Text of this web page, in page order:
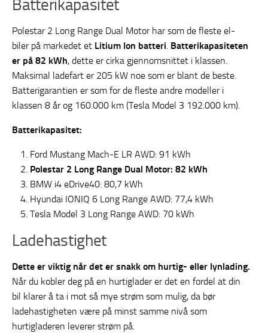
Batterikapasitet
Polestar 2 Long Range Dual Motor har som de fleste el-
biler på markedet et Litium Ion batteri. Batterikapasiteten
er på 82 kWh, dette er cirka gjennomsnittet i klassen.
Maksimal ladefart er 205 kW noe som er blant de beste.
Batterigarantien er som for de fleste andre modeller i
klassen 8 år og 160.000 km (Tesla Model 3 192.000 km).
Batterikapasitet:
Ford Mustang Mach-E LR AWD: 91 kWh
Polestar 2 Long Range Dual Motor: 82 kWh
BMW i4 eDrive40: 80,7 kWh
Hyundai IONIQ 6 Long Range AWD: 77,4 kWh
Tesla Model 3 Long Range AWD: 70 kWh
Ladehastighet
Dette er viktig når det er snakk om hurtig- eller lynlading.
Når du kobler deg på en hurtiglader er det en fordel at din
bil klarer å ta i mot så mye strøm som mulig, da bør
ladehastigheten være på minst samme nivå som
hurtigladeren leverer strøm på.